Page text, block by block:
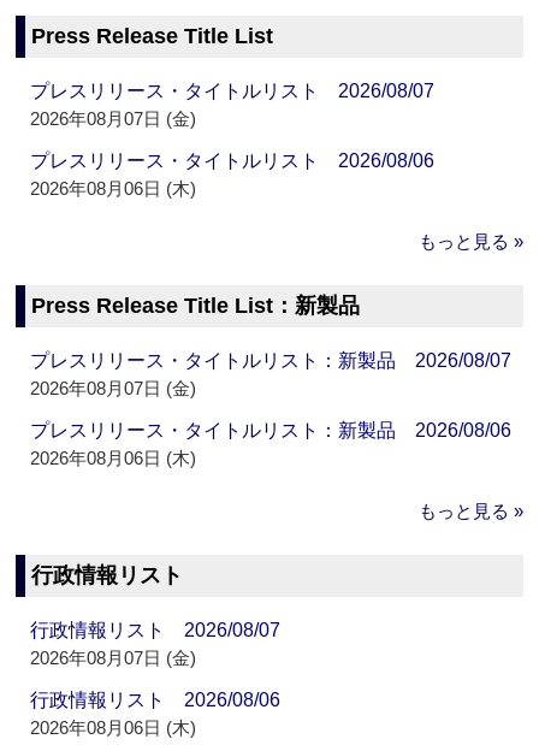
Press Release Title List
プレスリリース・タイトルリスト 2026/08/07
2026年08月07日 (金)
プレスリリース・タイトルリスト 2026/08/06
2026年08月06日 (木)
もっと見る »
Press Release Title List：新製品
プレスリリース・タイトルリスト：新製品 2026/08/07
2026年08月07日 (金)
プレスリリース・タイトルリスト：新製品 2026/08/06
2026年08月06日 (木)
もっと見る »
行政情報リスト
行政情報リスト 2026/08/07
2026年08月07日 (金)
行政情報リスト 2026/08/06
2026年08月06日 (木)